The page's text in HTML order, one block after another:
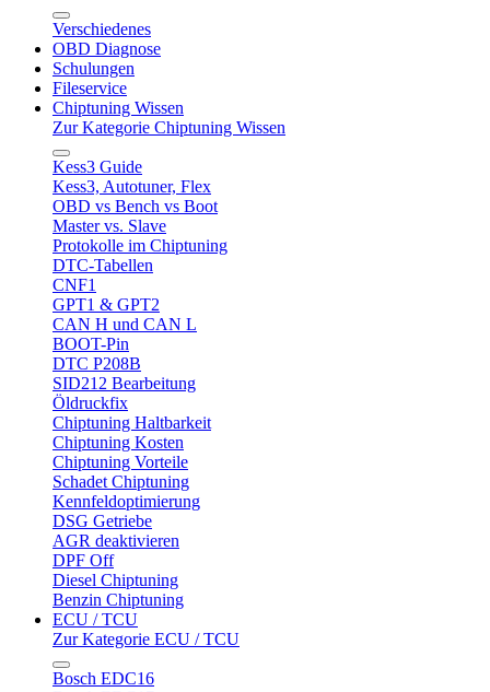
Verschiedenes
OBD Diagnose
Schulungen
Fileservice
Chiptuning Wissen
Zur Kategorie Chiptuning Wissen
Kess3 Guide
Kess3, Autotuner, Flex
OBD vs Bench vs Boot
Master vs. Slave
Protokolle im Chiptuning
DTC-Tabellen
CNF1
GPT1 & GPT2
CAN H und CAN L
BOOT-Pin
DTC P208B
SID212 Bearbeitung
Öldruckfix
Chiptuning Haltbarkeit
Chiptuning Kosten
Chiptuning Vorteile
Schadet Chiptuning
Kennfeldoptimierung
DSG Getriebe
AGR deaktivieren
DPF Off
Diesel Chiptuning
Benzin Chiptuning
ECU / TCU
Zur Kategorie ECU / TCU
Bosch EDC16